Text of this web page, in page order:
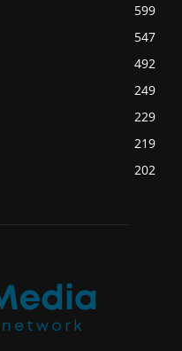
599
547
492
249
229
219
202